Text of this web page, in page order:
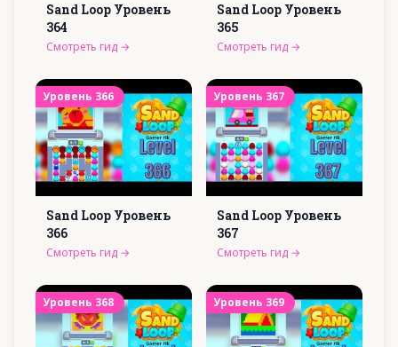
Sand Loop Уровень
364
Смотреть гид →
Sand Loop Уровень
365
Смотреть гид →
Уровень 366
Sand Loop Уровень
366
Смотреть гид →
Уровень 367
Sand Loop Уровень
367
Смотреть гид →
Уровень 368 Уровень 369